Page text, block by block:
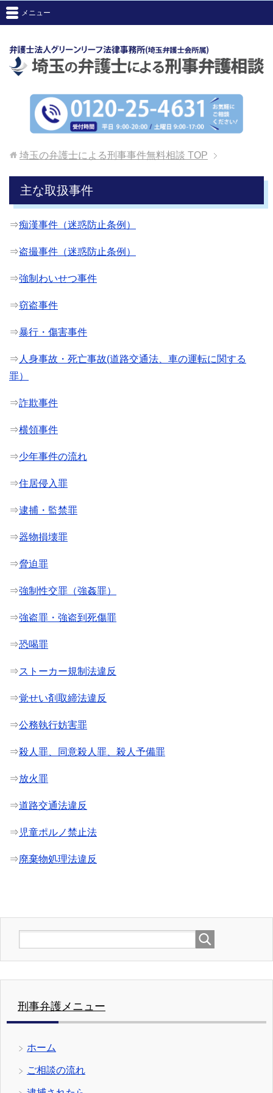
メニュー
埼玉の弁護士による刑事事件無料相談 TOP
主な取扱事件
⇒痴漢事件（迷惑防止条例）
⇒盗撮事件（迷惑防止条例）
⇒強制わいせつ事件
⇒窃盗事件
⇒暴行・傷害事件
⇒ 人身事故・死亡事故(道路交通法、車の運転に関する
罪）
⇒詐欺事件
⇒横領事件
⇒少年事件の流れ
⇒住居侵入罪
⇒逮捕・監禁罪
⇒器物損壊罪
⇒脅迫罪
⇒強制性交罪（強姦罪）
⇒強盗罪・強盗到死傷罪
⇒恐喝罪
⇒ストーカー規制法違反
⇒覚せい剤取締法違反
⇒公務執行妨害罪
⇒殺人罪、同意殺人罪、殺人予備罪
⇒放火罪
⇒道路交通法違反
⇒ 児童ポルノ禁止法
⇒廃棄物処理法違反
刑事弁護メニュー
ホーム
ご相談の流れ